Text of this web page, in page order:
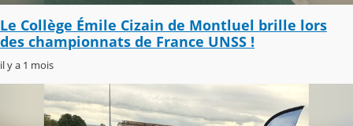
Le Collège Émile Cizain de Montluel brille lors
des championnats de France UNSS !
il y a 1 mois